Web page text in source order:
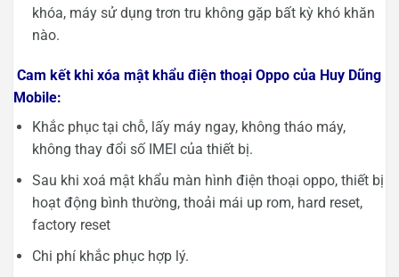
khóa, máy sử dụng trơn tru không gặp bất kỳ khó khăn
nào.
Cam kết khi xóa mật khẩu điện thoại Oppo của Huy Dũng
Mobile:
Khắc phục tại chỗ, lấy máy ngay, không tháo máy,
không thay đổi số IMEI của thiết bị.
Sau khi xoá mật khẩu màn hình điện thoại oppo, thiết bị
hoạt động bình thường, thoải mái up rom, hard reset,
factory reset
Chi phí khắc phục hợp lý.